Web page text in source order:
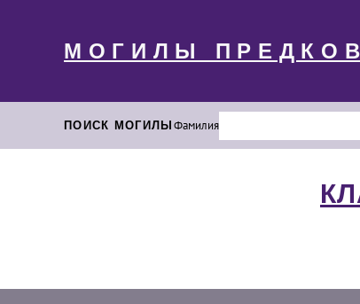
МОГИЛЫ ПРЕДКОВ
ПОИСК МОГИЛЫФамилия